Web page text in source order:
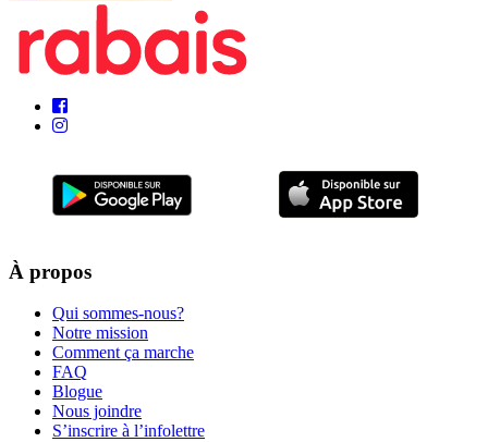
À propos
Qui sommes-nous?
Notre mission
Comment ça marche
FAQ
Blogue
Nous joindre
S’inscrire à l’infolettre